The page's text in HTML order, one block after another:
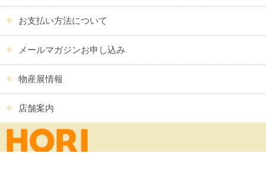
お支払い方法について
メールマガジンお申し込み
物産展情報
店舗案内